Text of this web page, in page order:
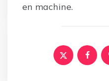
en machine.